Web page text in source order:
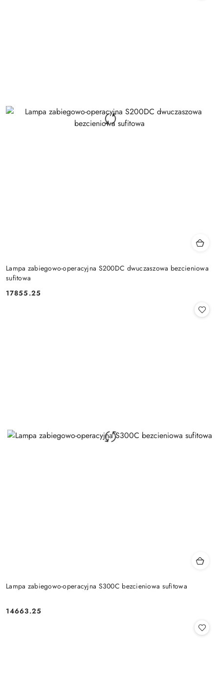
Lampa zabiegowo-operacyjna S200DC dwuczaszowa bezcieniowa
sufitowa
Cena:
17855.25
Lampa zabiegowo-operacyjna S300C bezcieniowa sufitowa
Cena:
14663.25